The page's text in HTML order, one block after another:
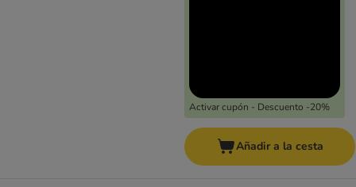
Activar cupón - Descuento -20%
Añadir a la cesta